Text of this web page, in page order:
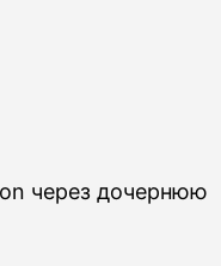
через дочернюю